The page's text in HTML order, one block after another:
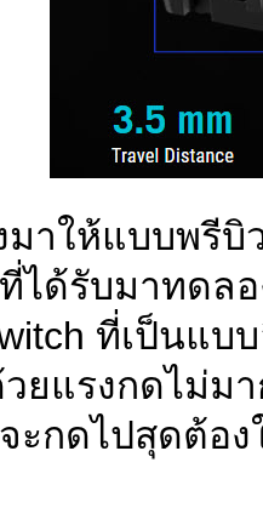
าให้แบบพรีบิ
ได้รับมาทดล
ที่เป็นแบ
วยแรงกดไม่ม
ะกดไปสุดต้อ